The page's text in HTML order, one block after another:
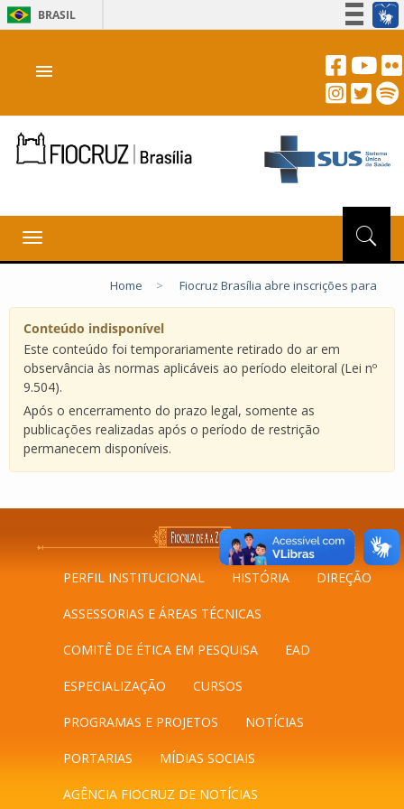
BRASIL
Acesso à informação
Canais
menu
Toggle
navigation
Home > Fiocruz Brasília abre inscrições para
Conteúdo indisponível
Este conteúdo foi temporariamente retirado do ar em
observância às normas aplicáveis ao período eleitoral (Lei nº
9.504).
Após o encerramento do prazo legal, somente as
publicações realizadas após o período de restrição
permanecem disponíveis.
PERFIL INSTITUCIONAL HISTÓRIA DIREÇÃO
ASSESSORIAS E ÁREAS TÉCNICAS
COMITÊ DE ÉTICA EM PESQUISA EAD
ESPECIALIZAÇÃO CURSOS
PROGRAMAS E PROJETOS NOTÍCIAS
PORTARIAS MÍDIAS SOCIAIS
AGÊNCIA FIOCRUZ DE NOTÍCIAS